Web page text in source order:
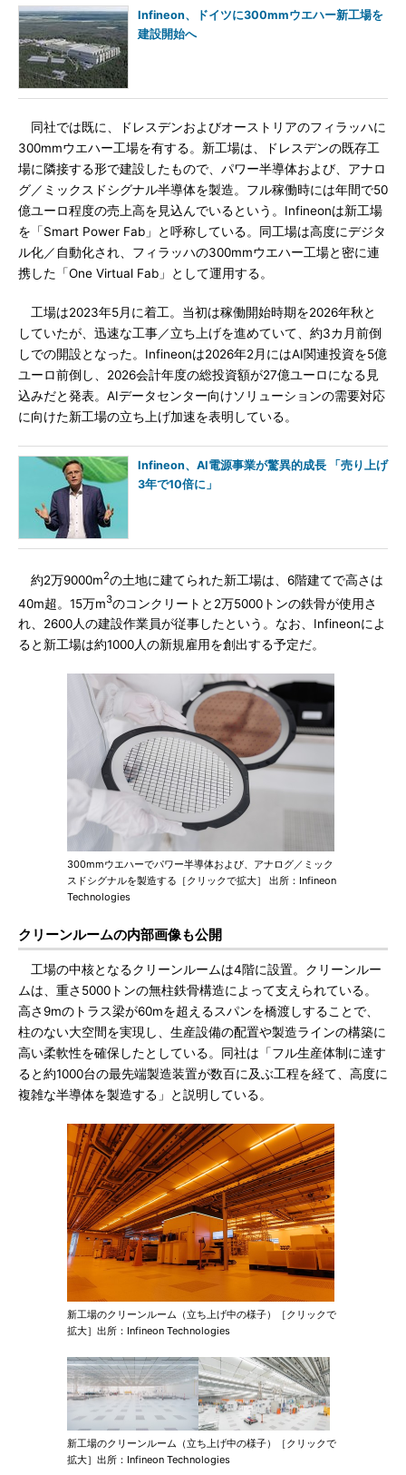
Infineon、ドイツに300mmウエハー新工場を
建設開始へ
同社では既に、ドレスデンおよびオーストリアのフィラッハに
300mmウエハー工場を有する。新工場は、ドレスデンの既存工
場に隣接する形で建設したもので、パワー半導体および、アナロ
グ／ミックスドシグナル半導体を製造。フル稼働時には年間で50
億ユーロ程度の売上高を見込んでいるという。Infineonは新工場
を「Smart Power Fab」と呼称している。同工場は高度にデジタ
ル化／自動化され、フィラッハの300mmウエハー工場と密に連
携した「One Virtual Fab」として運用する。
工場は2023年5月に着工。当初は稼働開始時期を2026年秋と
していたが、迅速な工事／立ち上げを進めていて、約3カ月前倒
しでの開設となった。Infineonは2026年2月にはAI関連投資を5億
ユーロ前倒し、2026会計年度の総投資額が27億ユーロになる見
込みだと発表。AIデータセンター向けソリューションの需要対応
に向けた新工場の立ち上げ加速を表明している。
Infineon、AI電源事業が驚異的成長 「売り上げ
3年で10倍に」
約2万9000m2の土地に建てられた新工場は、6階建てで高さは
40m超。15万m3のコンクリートと2万5000トンの鉄骨が使用さ
れ、2600人の建設作業員が従事したという。なお、Infineonによ
ると新工場は約1000人の新規雇用を創出する予定だ。
300mmウエハーでパワー半導体および、アナログ／ミック
スドシグナルを製造する［クリックで拡大］ 出所：Infineon
Technologies
クリーンルームの内部画像も公開
工場の中核となるクリーンルームは4階に設置。クリーンルー
ムは、重さ5000トンの無柱鉄骨構造によって支えられている。
高さ9mのトラス梁が60mを超えるスパンを橋渡しすることで、
柱のない大空間を実現し、生産設備の配置や製造ラインの構築に
高い柔軟性を確保したとしている。同社は「フル生産体制に達す
ると約1000台の最先端製造装置が数百に及ぶ工程を経て、高度に
複雑な半導体を製造する」と説明している。
新工場のクリーンルーム（立ち上げ中の様子）［クリックで
拡大］出所：Infineon Technologies
新工場のクリーンルーム（立ち上げ中の様子）［クリックで
拡大］出所：Infineon Technologies